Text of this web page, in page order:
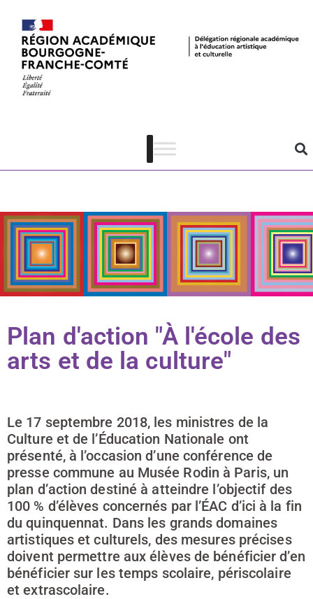
Plan d’action
« À l’école des
arts et de la
culture »
Plan d'action "À l'école des
arts et de la culture"
Le 17 septembre 2018, les ministres de la
Culture et de l’Éducation Nationale ont
présenté, à l’occasion d’une conférence de
presse commune au Musée Rodin à Paris, un
plan d’action destiné à atteindre l’objectif des
100 % d’élèves concernés par l’ÉAC d’ici à la fin
du quinquennat. Dans les grands domaines
artistiques et culturels, des mesures précises
doivent permettre aux élèves de bénéficier d’en
bénéficier sur les temps scolaire, périscolaire
et extrascolaire.